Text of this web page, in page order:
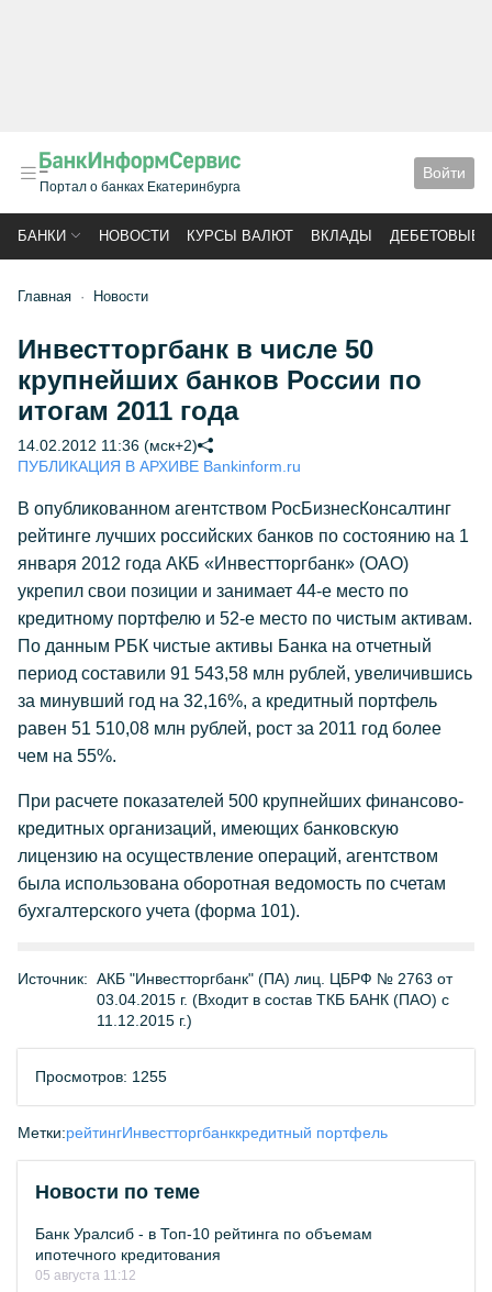
Портал о банках Екатеринбурга
Войти
БАНКИ НОВОСТИ КУРСЫ ВАЛЮТ ВКЛАДЫ ДЕБЕТОВЫЕ
Главная Новости
Инвестторгбанк в числе 50
крупнейших банков России по
итогам 2011 года
14.02.2012 11:36 (мск+2)
ПУБЛИКАЦИЯ В АРХИВЕ Bankinform.ru
В опубликованном агентством РосБизнесКонсалтинг
рейтинге лучших российских банков по состоянию на 1
января 2012 года АКБ «Инвестторгбанк» (ОАО)
укрепил свои позиции и занимает 44-е место по
кредитному портфелю и 52-е место по чистым активам.
По данным РБК чистые активы Банка на отчетный
период составили 91 543,58 млн рублей, увеличившись
за минувший год на 32,16%, а кредитный портфель
равен 51 510,08 млн рублей, рост за 2011 год более
чем на 55%.
При расчете показателей 500 крупнейших финансово-
кредитных организаций, имеющих банковскую
лицензию на осуществление операций, агентством
была использована оборотная ведомость по счетам
бухгалтерского учета (форма 101).
Источник: АКБ "Инвестторгбанк" (ПА) лиц. ЦБРФ № 2763 от
03.04.2015 г. (Входит в состав ТКБ БАНК (ПАО) с
11.12.2015 г.)
Просмотров: 1255
Метки:рейтингИнвестторгбанккредитный портфель
Новости по теме
Банк Уралсиб - в Топ-10 рейтинга по объемам
ипотечного кредитования
05 августа 11:12